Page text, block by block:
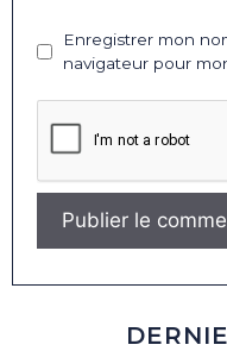
Enregistrer mon
navigateur pour